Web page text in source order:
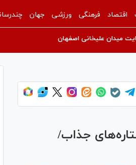
اقتصاد فرهنگی ورزشی جهان
میدان علیخانی اصفهان
تکیه بر ستاره‌های جذاب/